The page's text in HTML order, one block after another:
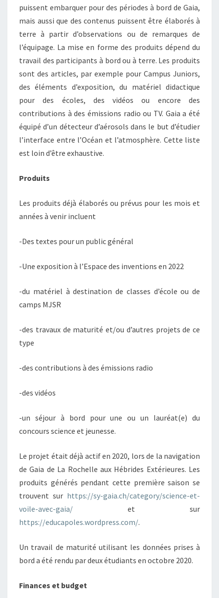
puissent embarquer pour des périodes à bord de Gaia,
mais aussi que des contenus puissent être élaborés à
terre à partir d’observations ou de remarques de
l’équipage. La mise en forme des produits dépend du
travail des participants à bord ou à terre. Les produits
sont des articles, par exemple pour Campus Juniors,
des éléments d’exposition, du matériel didactique
pour des écoles, des vidéos ou encore des
contributions à des émissions radio ou TV. Gaia a été
équipé d’un détecteur d’aérosols dans le but d’étudier
l’interface entre l’Océan et l’atmosphère. Cette liste
est loin d’être exhaustive.
Produits
Les produits déjà élaborés ou prévus pour les mois et
années à venir incluent
-Des textes pour un public général
-Une exposition à l’Espace des inventions en 2022
-du matériel à destination de classes d’école ou de
camps MJSR
-des travaux de maturité et/ou d’autres projets de ce
type
-des contributions à des émissions radio
-des vidéos
-un séjour à bord pour une ou un lauréat(e) du
concours science et jeunesse.
Le projet était déjà actif en 2020, lors de la navigation
de Gaia de La Rochelle aux Hébrides Extérieures. Les
produits générés pendant cette première saison se
trouvent sur https://sy-gaia.ch/category/science-et-
voile-avec-gaia/ et sur
https://educapoles.wordpress.com/.
Un travail de maturité utilisant les données prises à
bord a été rendu par deux étudiants en octobre 2020.
Finances et budget